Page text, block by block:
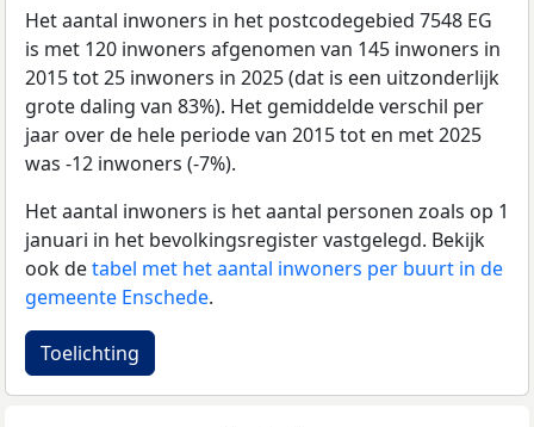
Het aantal inwoners in het postcodegebied 7548 EG
is met 120 inwoners afgenomen van 145 inwoners in
2015 tot 25 inwoners in 2025 (dat is een uitzonderlijk
grote daling van 83%). Het gemiddelde verschil per
jaar over de hele periode van 2015 tot en met 2025
was -12 inwoners (-7%).
Het aantal inwoners is het aantal personen zoals op 1
januari in het bevolkingsregister vastgelegd. Bekijk
ook detabel met het aantal inwoners per buurt in de
gemeente Enschede.
Toelichting